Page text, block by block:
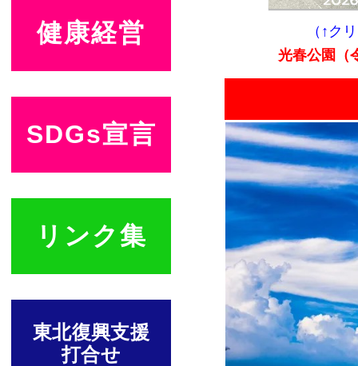
健康経営
SDGs宣言
リンク集
東北復興支援
打合せ
（↑ク
光春公園（